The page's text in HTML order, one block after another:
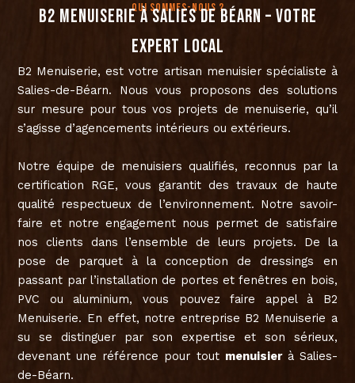
Qui sommes-nous ?
B2 Menuiserie à Salies de Béarn – Votre
expert local
B2 Menuiserie, est votre artisan menuisier spécialiste à
Salies-de-Béarn. Nous vous proposons des solutions
sur mesure pour tous vos projets de menuiserie, qu’il
s’agisse d’agencements intérieurs ou extérieurs.
Notre équipe de menuisiers qualifiés, reconnus par la
certification RGE, vous garantit des travaux de haute
qualité respectueux de l’environnement. Notre savoir-
faire et notre engagement nous permet de satisfaire
nos clients dans l’ensemble de leurs projets. De la
pose de parquet à la conception de dressings en
passant par l’installation de portes et fenêtres en bois,
PVC ou aluminium, vous pouvez faire appel à B2
Menuiserie. En effet, notre entreprise B2 Menuiserie a
su se distinguer par son expertise et son sérieux,
devenant une référence pour tout menuisierà Salies-
de-Béarn.